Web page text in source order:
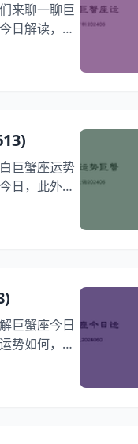
来聊一聊巨
日解读，此
您对于这个
如何，快来
）
巨蟹座运势
日，此外，
为大家详解
读2024年06
富运势
巨蟹座今日
势如何，其
座今日运势
特点，那就